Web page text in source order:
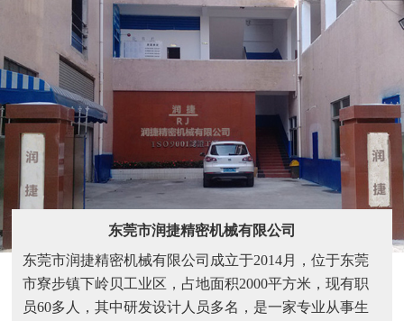
东莞市润捷精密机械有限公司
东莞市润捷精密机械有限公司成立于2014月，位于东莞
市寮步镇下岭贝工业区，占地面积2000平方米，现有职
员60多人，其中研发设计人员多名，是一家专业从事生